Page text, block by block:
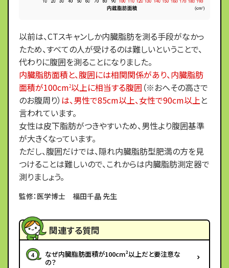
以前は、CTスキャンしか内臓脂肪を測る手段がなかっ
たため、すべての人が受けるのは難しいということで、
代わりに腹囲を測ることになりました。
内臓脂肪面積と、腹囲には相関関係があり、内臓脂肪
面積が100cm2以上に相当する腹囲 （※おへその高さで
のお腹周り） は、男性で85cm以上、女性で90cm以上と
言われています。
女性は皮下脂肪がつきやすいため、男性より腹囲基準
が大きくなっています。
ただし、腹囲だけでは、隠れ内臓脂肪型肥満の方を見
つけることは難しいので、これからは内臓脂肪測定器で
測りましょう。
監修：医学博士 福田千晶 先生
関連する質問
4
なぜ内臓脂肪面積が100cm²以上だと要注意な
の？